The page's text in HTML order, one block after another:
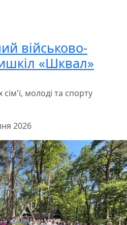
військово-
«Шквал»
сім'ї, молоді та спорту
2026